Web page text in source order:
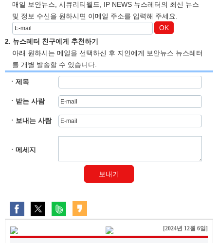
매일 보안뉴스, 시큐리티월드, IP NEWS 뉴스레터의 최신 뉴스
및 정보 수신을 원하시면 이메일 주소를 입력해 주세요.
OK
2. 뉴스레터 친구에게 추천하기
아래 원하시는 메일을 선택하신 후 지인에게 보안뉴스 뉴스레터
를 개별 발송할 수 있습니다.
ㆍ제목
ㆍ받는 사람
ㆍ보내는 사람
ㆍ메세지
보내기
[2024년 12월 6일]